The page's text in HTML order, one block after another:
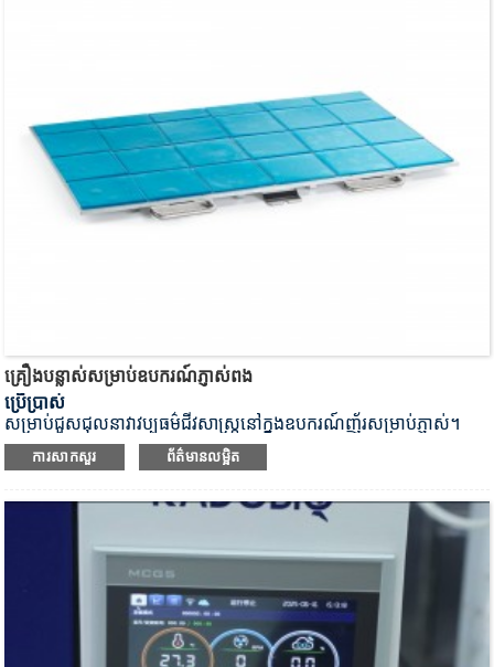
គ្រឿងបន្លាស់សម្រាប់ឧបករណ៍ភ្ញាស់ពង
ប្រើប្រាស់
សម្រាប់ជួសជុលនាវាវប្បធម៌ជីវសាស្រ្តនៅក្នុងឧបករណ៍ញ័រសម្រាប់ភ្ញាស់។
ការសាកសួរ ព័ត៌មានលម្អិត